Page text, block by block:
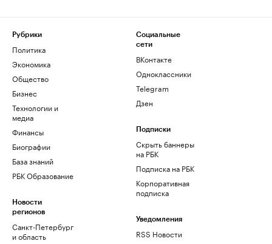
Рубрики
Политика
Экономика
Общество
Бизнес
Технологии и
медиа
Финансы
Биографии
База знаний
РБК Образование
Новости
регионов
Санкт-Петербург
и область
Социальные
сети
ВКонтакте
Одноклассники
Telegram
Дзен
Подписки
Скрыть баннеры
на РБК
Подписка на РБК
Корпоративная
подписка
Уведомления
RSS Новости